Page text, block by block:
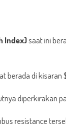
Index)saat ini
berada di kisaran
diperkirakan
resistance